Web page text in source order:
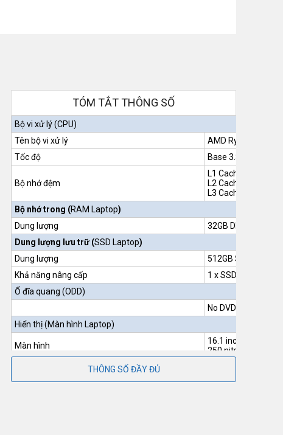
TÓM TẮT THÔNG SỐ
Bộ vi xử lý (CPU)
Tên bộ vi xử lý
AMD Ryzen 7-
Tốc độ
Base 3.8GHz Up to
Bộ nhớ đệm
L1 Cache: 512KB
L2 Cache: 8MB
L3 Cache: 16MB
Bộ nhớ trong (RAM Laptop)
Dung lượng
32GB DDR5
Dung lượng lưu trữ (SSD Laptop)
Dung lượng
512GB SSD
Khả năng nâng cấp
1 x SSD PCIe
Ổ đĩa quang (ODD)
No DVD
Hiển thị (Màn hình Laptop)
Màn hình 16.1 inch FHD IPS
250 nits, 45% NTSC
Đồ Họa (VGA)
THÔNG SỐ ĐẦY ĐỦ